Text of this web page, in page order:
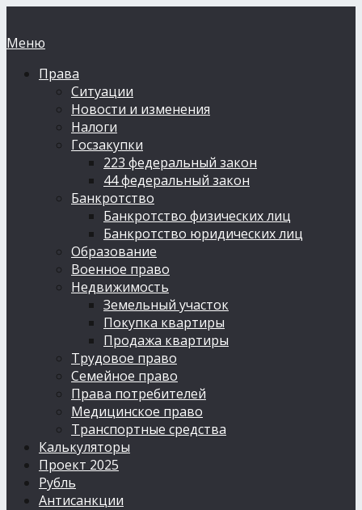
Меню
Права
Ситуации
Новости и изменения
Налоги
Госзакупки
223 федеральный закон
44 федеральный закон
Банкротство
Банкротство физических лиц
Банкротство юридических лиц
Образование
Военное право
Недвижимость
Земельный участок
Покупка квартиры
Продажа квартиры
Трудовое право
Семейное право
Права потребителей
Медицинское право
Транспортные средства
Калькуляторы
Проект 2025
Рубль
Антисанкции